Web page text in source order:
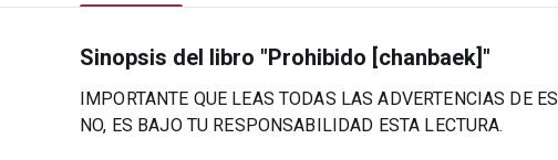
Sinopsis del libro "Prohibido [chanbaek]"
IMPORTANTE QUE LEAS TODAS LAS ADVERTENCIAS DE
NO, ES BAJO TU RESPONSABILIDAD ESTA LECTURA.